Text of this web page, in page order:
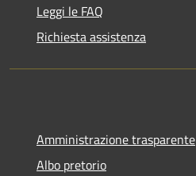
Leggi le FAQ
Richiesta assistenza
Amministrazione trasparente
Albo pretorio